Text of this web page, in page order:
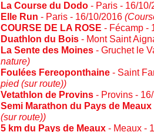
La Course du Dodo - Paris - 16/
Elle Run - Paris - 16/10/2016
COURSE DE LA ROSE - Fécamp -
Duathlon du Bois - Mont Saint
La Sente des Moines - Gruchet le
nature)
Foulées Fereoponthaine - Saint
pied (sur route))
Vetathlon de Provins - Provins -
Semi Marathon du Pays de Meaux
(sur route))
5 km du Pays de Meaux - Meaux -